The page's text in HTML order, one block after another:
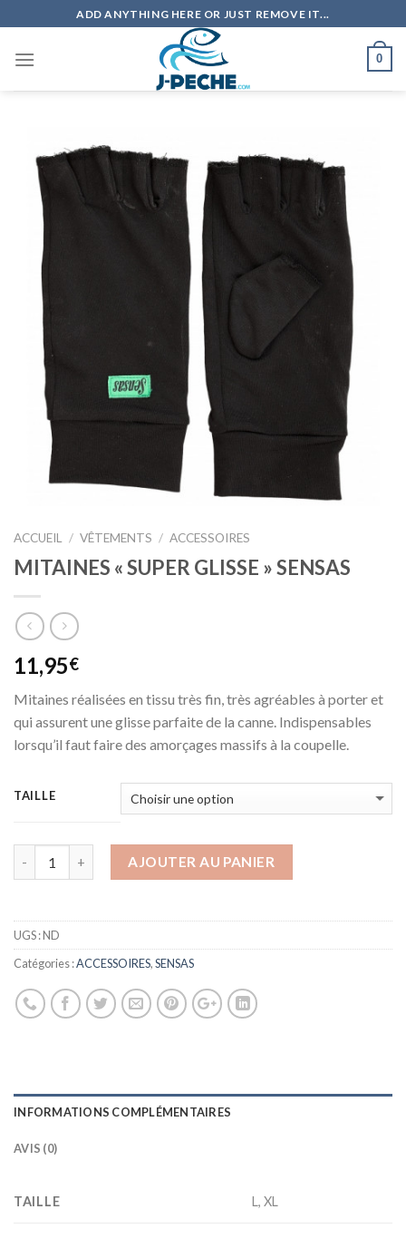
to
content
ADD ANYTHING HERE OR JUST REMOVE IT...
0
ACCUEIL / VÊTEMENTS / ACCESSOIRES
MITAINES « SUPER GLISSE » SENSAS
11,95€
Mitaines réalisées en tissu très fin, très agréables à porter et
qui assurent une glisse parfaite de la canne. Indispensables
lorsqu’il faut faire des amorçages massifs à la coupelle.
TAILLE
AJOUTER AU PANIER
UGS :ND
Catégories :ACCESSOIRES,SENSAS
INFORMATIONS COMPLÉMENTAIRES
AVIS (0)
TAILLE L, XL